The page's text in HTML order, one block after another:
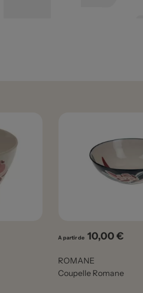
A partir de Prix
10,00 €
ROMANE
Coupelle Romane